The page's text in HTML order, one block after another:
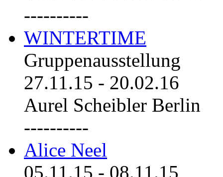
----------
WINTERTIME
Gruppenausstellung
27.11.15 - 20.02.16
Aurel Scheibler Berlin
----------
Alice Neel
05.11.15 - 08.11.15